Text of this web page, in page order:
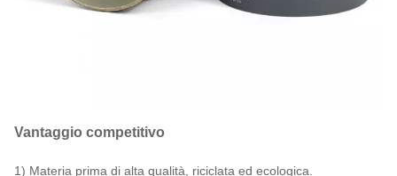
Vantaggio competitivo
1) Materia prima di alta qualità, riciclata ed ecologica.